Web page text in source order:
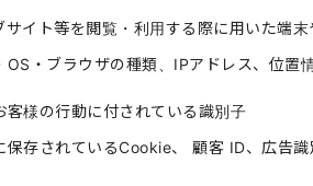
サイト等を閲覧・利用する際に用いた端
OS・ブラウザの種類、IPアドレス、位
客様の行動に付されている識別子
保存されているCookie、 顧客 ID、広告